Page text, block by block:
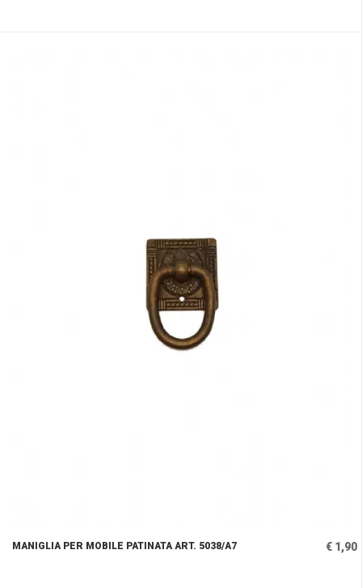
MANIGLIA PER MOBILE PATINATA ART. 5038/A7 € 1,90